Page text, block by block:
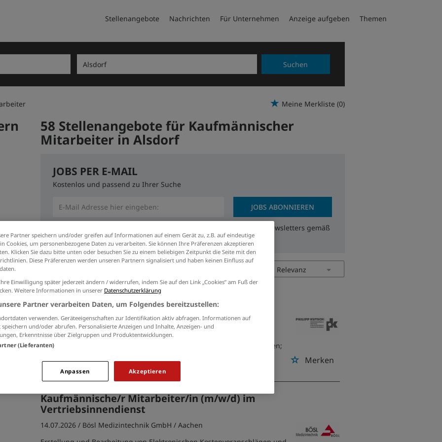
Stellenangebote Nachrichten Für Unternehmen Anzeige aufgeben Themen
Suchen
Meine Merkliste (0)
58 Stellenangebote für Kaufmännischer
Mitarbeiter in Alsdorf
JOBS PER E-MAIL
Kostenlos und passend zu Ihrer Suche
JOBS ABONNIEREN
Ich willige in die Verarbeitung meiner Daten zum Erhalt des Newsletters gemäß
derDatenschutzinformationenein.
Kaufmännischer Mitarbeiter für
Büromanagement (m/w/d)
Merken
21.07.2026 /Philipp Kutsch GmbH / Aldenhoven
Verwaltungsaufgaben im Bereich der Angebotsbearbeitung;
Unterstützung in der Abwicklung allgemeiner administrativer Aufgaben;
Kaufmännische/r Mitarbeiter/in (m/w/d) im
Vertriebsinnendienst
14.07.2026 / Bösl Medizintechnik GmbH / Aachen
Partner speichern und/oder greifen auf Informationen auf einem Gerät zu, z.B. auf eindeutige
Cookies, um personenbezogene Daten zu verarbeiten. Sie können Ihre Präferenzen akzeptieren
Klicken Sie dazu bitte unten oder besuchen Sie zu einem beliebigen Zeitpunkt die Seite mit den
Diese Präferenzen werden unseren Partnern signalisiert und haben keinen Einfluss auf
Einwilligung später jederzeit ändern / widerrufen, indem Sie auf den Link „Cookies” am Fuß der
Weitere Informationen in unserer Datenschutzerklärung
Partner verarbeiten Daten, um Folgendes bereitzustellen:
verwenden. Geräteeigenschaften zur Identifikation aktiv abfragen. Informationen auf
speichern und/oder abrufen. Personalisierte Anzeigen und Inhalte, Anzeigen- und
Erkenntnisse über Zielgruppen und Produktentwicklungen.
(Lieferanten)
Akzeptieren
Anpassen